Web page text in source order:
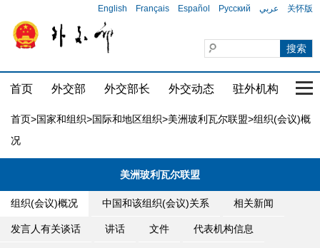
English Français Español Русский عربي 关怀版
首页 外交部 外交部长 外交动态 驻外机构 国
首页>国家和组织>国际和地区组织>美洲玻利瓦尔联盟>组织(会议)概
况
美洲玻利瓦尔联盟
组织(会议)概况 中国和该组织(会议)关系 相关新闻
发言人有关谈话 讲话 文件 代表机构信息